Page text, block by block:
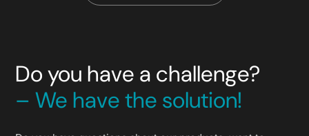
Do you have a challenge?
– We have the solution!